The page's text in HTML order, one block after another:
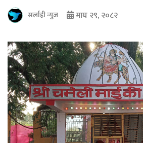
सर्लाही न्युज माघ २९, २०८२